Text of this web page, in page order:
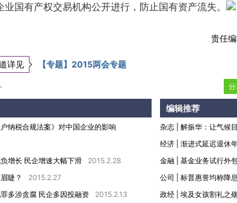
业国有产权交易机构公开进行，防止国有资产流失。
责任
详见 【专题】2015两会专题
纳税合规法案》对中国企业的影响
增长 民企增速大幅下滑
2015.2.28
睫？
2015.2.27
多涉贪腐 民企多因投融资
2015.2.13
编辑推荐
杂志
解振华：让气候
经济
渐进式延迟退休
金融
基金业务试行外
公司
标普惠誉均称降
政经
埃及女孩割礼之